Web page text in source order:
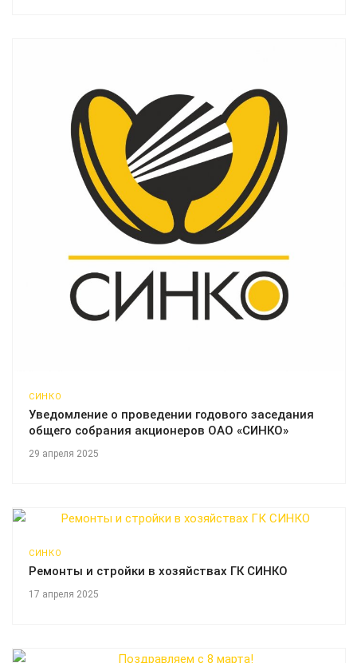
СИНКО
Уведомление о проведении годового заседания
общего собрания акционеров ОАО «СИНКО»
29 апреля 2025
СИНКО
Ремонты и стройки в хозяйствах ГК СИНКО
17 апреля 2025